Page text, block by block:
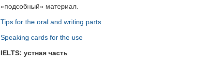
«подсобный» материал.
Tips for the oral and writing parts
Speaking cards for the use
IELTS: устная часть